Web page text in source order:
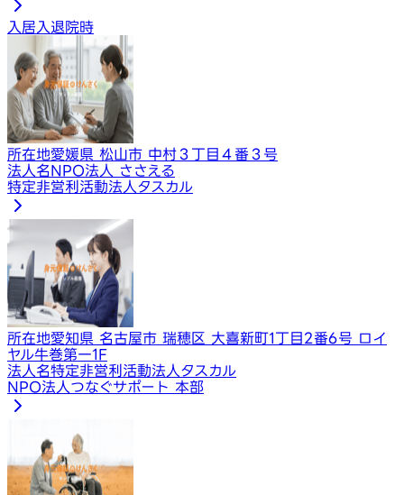
入居 入退院時
所在地愛媛県 松山市 中村３丁目４番３号
法人名NPO法人 ささえる
特定非営利活動法人タスカル
所在地愛知県 名古屋市 瑞穂区 大喜新町1丁目2番6号 ロイ
ヤル牛巻第一1F
法人名特定非営利活動法人タスカル
NPO法人つなぐサポート 本部